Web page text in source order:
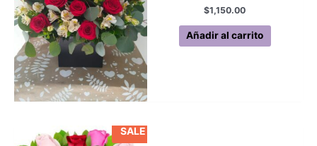
$1,150.00
Añadir al carrito
SALE